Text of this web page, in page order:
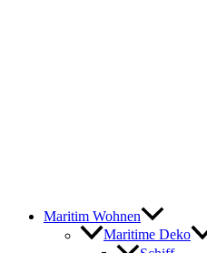
Maritim Wohnen
Maritime Deko